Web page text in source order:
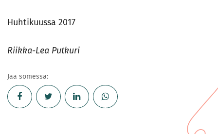
Huhtikuussa 2017
Riikka-Lea Putkuri
Jaa somessa: